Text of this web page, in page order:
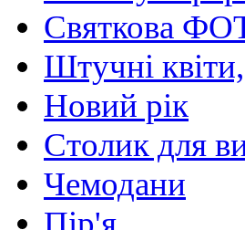
Святкова
Штучнi
Новий рiк
Столик для
Чемодани